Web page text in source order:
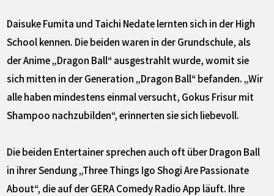
Daisuke Fumita und Taichi Nedate lernten sich in der High
School kennen. Die beiden waren in der Grundschule, als
der Anime „Dragon Ball“ ausgestrahlt wurde, womit sie
sich mitten in der Generation „Dragon Ball“ befanden. „Wir
alle haben mindestens einmal versucht, Gokus Frisur mit
Shampoo nachzubilden“, erinnerten sie sich liebevoll.
Die beiden Entertainer sprechen auch oft über Dragon Ball
in ihrer Sendung „Three Things Igo Shogi Are Passionate
About“, die auf der GERA Comedy Radio App läuft. Ihre